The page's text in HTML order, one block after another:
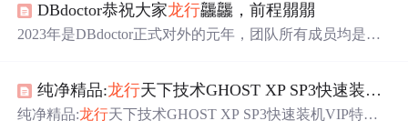
DBdoctor恭祝大家龙行龘龘，前程朤朤
2023年是DBdoctor正式对外的元年，团队所有成员均是研
直有用户和朋友给我们反馈，你们山东人真实在，总是在
默默的增加新功能，所以今天给大家拜年的同时交个作
纯净精品:龙行天下技术GHOST XP SP3快速装机VIP特供版 2010年7月B版
纯净精品:龙行天下技术GHOST XP SP3快速装机VIP特供